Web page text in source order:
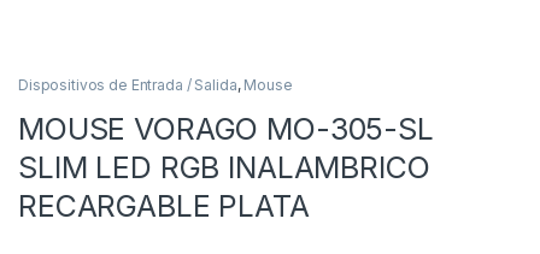
Dispositivos de Entrada / Salida, Mouse
MOUSE VORAGO MO-305-SL
SLIM LED RGB INALAMBRICO
RECARGABLE PLATA